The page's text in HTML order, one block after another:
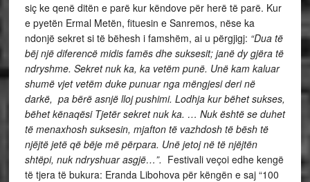
siç ke qenë ditën e parë kur këndove për herë të parë. Kur
e pyetën Ermal Metën, fituesin e Sanremos, nëse ka
ndonjë sekret si të bëhesh i famshëm, ai u përgjigj: “Dua të
bëj një diferencë midis famës dhe suksesit; janë dy gjëra të
ndryshme. Sekret nuk ka, ka vetëm punë. Unë kam kaluar
shumë vjet vetëm duke punuar nga mëngjesi deri në
darkë, pa bërë asnjë lloj pushimi. Lodhja kur bëhet sukses,
bëhet kënaqësi Tjetër sekret nuk ka. … Nuk është se duhet
të menaxhosh suksesin, mjafton të vazhdosh të bësh të
njëjtë jetë që bëje më përpara. Unë jetoj në të njëjtën
shtëpi, nuk ndryshuar asgjë…”. Festivali veçoi edhe kengë
të tjera të bukura: Eranda Libohova për këngën e saj “100